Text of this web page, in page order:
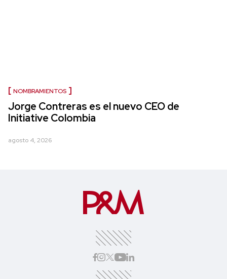
NOMBRAMIENTOS
Jorge Contreras es el nuevo CEO de
Initiative Colombia
agosto 4, 2026